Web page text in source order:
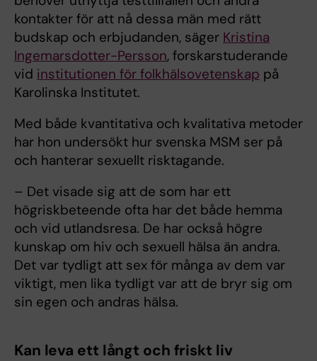
kontakter för att nå dessa män med rätt
budskap och erbjudanden, säger Kristina
Ingemarsdotter-Persson, forskarstuderande
vid institutionen för folkhälsovetenskap på
Karolinska Institutet.
Med både kvantitativa och kvalitativa metoder
har hon undersökt hur svenska MSM ser på
och hanterar sexuellt risktagande.
– Det visade sig att de som har ett
högriskbeteende ofta har det både hemma
och vid utlandsresa. De har också högre
kunskap om hiv och sexuell hälsa än andra.
Det var tydligt att sex för många av dem var
viktigt, men lika tydligt var att de bryr sig om
sin egen och andras hälsa.
Kan leva ett långt och friskt liv